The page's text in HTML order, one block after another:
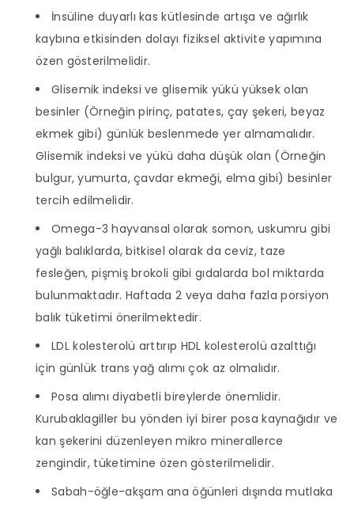
İnsüline duyarlı kas kütlesinde artışa ve ağırlık
kaybına etkisinden dolayı fiziksel aktivite yapımına
özen gösterilmelidir.
Glisemik indeksi ve glisemik yükü yüksek olan
besinler (Örneğin pirinç, patates, çay şekeri, beyaz
ekmek gibi) günlük beslenmede yer almamalıdır.
Glisemik indeksi ve yükü daha düşük olan (Örneğin
bulgur, yumurta, çavdar ekmeği, elma gibi) besinler
tercih edilmelidir.
Omega-3 hayvansal olarak somon, uskumru gibi
yağlı balıklarda, bitkisel olarak da ceviz, taze
fesleğen, pişmiş brokoli gibi gıdalarda bol miktarda
bulunmaktadır. Haftada 2 veya daha fazla porsiyon
balık tüketimi önerilmektedir.
LDL kolesterolü arttırıp HDL kolesterolü azalttığı
için günlük trans yağ alımı çok az olmalıdır.
Posa alımı diyabetli bireylerde önemlidir.
Kurubaklagiller bu yönden iyi birer posa kaynağıdır ve
kan şekerini düzenleyen mikro minerallerce
zengindir, tüketimine özen gösterilmelidir.
Sabah-öğle-akşam ana öğünleri dışında mutlaka